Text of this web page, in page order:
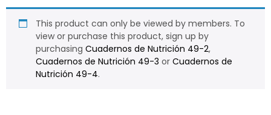
This product can only be viewed by members. To
view or purchase this product, sign up by
purchasing Cuadernos de Nutrición 49-2,
Cuadernos de Nutrición 49-3 or Cuadernos de
Nutrición 49-4.